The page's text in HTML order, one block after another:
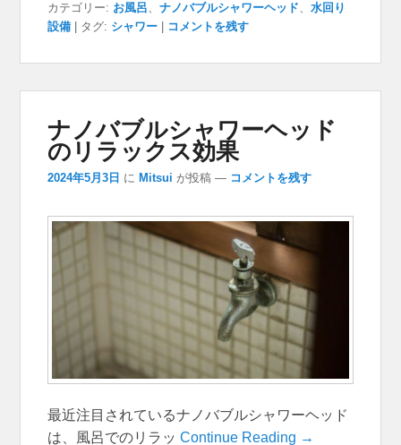
カテゴリー: お風呂、ナノバブルシャワーヘッド、水回り
設備
タグ: シャワー コメントを残す
ナノバブルシャワーヘッド
のリラックス効果
2024年5月3日 に Mitsui が投稿 — コメントを残す
最近注目されているナノバブルシャワーヘッド
は、風呂でのリラッContinue Reading →